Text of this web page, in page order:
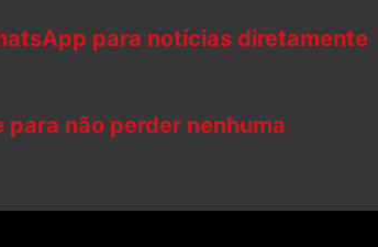
para notícias diretamente
não perder nenhuma